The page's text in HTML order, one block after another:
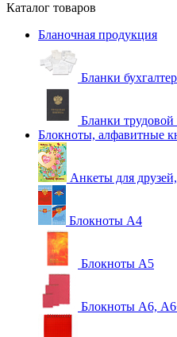
Каталог товаров
Бланочная продукция
Бланки
Бланки трудовой
Блокноты, алфавитные
Анкеты для
Блокноты А4
Блокноты А5
Блокноты А6,